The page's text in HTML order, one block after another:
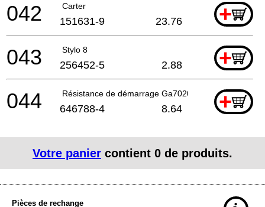
Carter +
042 151631-9 23.76
Stylo 8 +
043 256452-5 2.88
Résistance de démarrage Ga7020/40S A +
044 646788-4 8.64
Votre panier contient 0 de produits.
Pièces de rechange